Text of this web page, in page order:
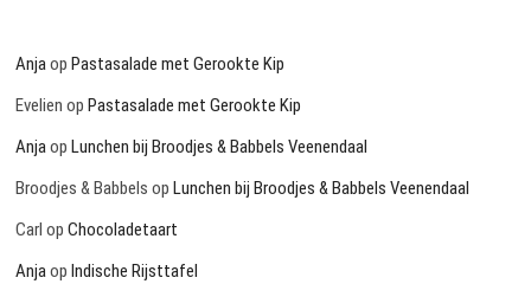
AnjaopPastasalade met Gerookte Kip
Evelien opPastasalade met Gerookte Kip
AnjaopLunchen bij Broodjes & Babbels Veenendaal
Broodjes & Babbels opLunchen bij Broodjes & Babbels Veenendaal
Carl opChocoladetaart
AnjaopIndische Rijsttafel